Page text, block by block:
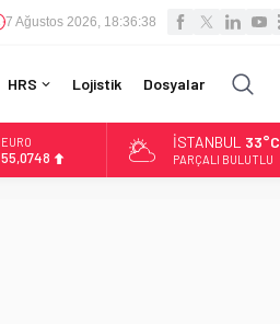
7 Ağustos 2026, 18:36:39
HRS Lojistik Dosyalar
ALTIN
6.623,43
İSTANBUL 33°C
PARÇALI BULUTLU